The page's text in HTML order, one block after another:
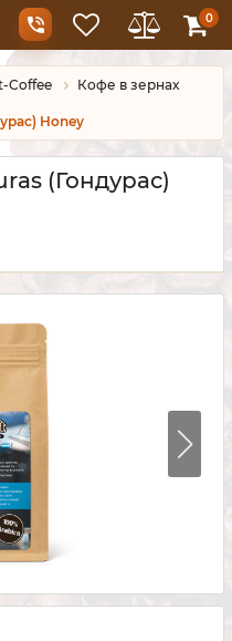
0
Coffee
Кофе в зернах
Honey
(Гондурас)